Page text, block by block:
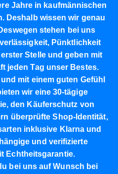
Jahre in kaufmännischen
Deshalb wissen wir genau
stehen bei uns
Pünktlichkeit
Stelle und geben mit
jeden Tag unser Bestes.
mit einem guten Gefühl
wir eine 30-tägige
den Käuferschutz von
überprüfteShop-Identität,
inklusive Klarna und
und verifizierte
Echtheitsgarantie.
bei uns auf Wunsch bei